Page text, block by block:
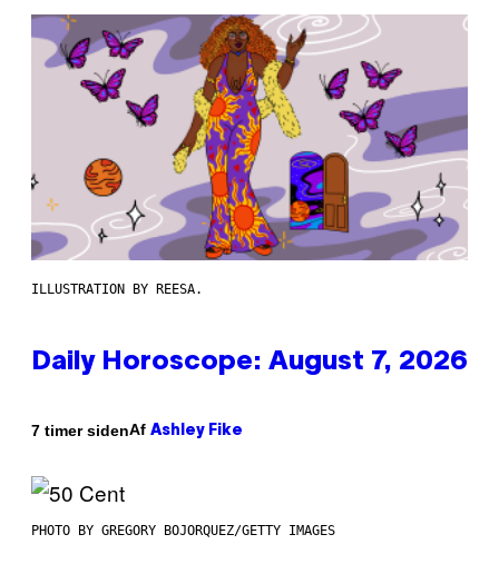
ILLUSTRATION BY REESA.
Daily Horoscope: August 7, 2026
7 timer sidenAf Ashley Fike
PHOTO BY GREGORY BOJORQUEZ/GETTY IMAGES